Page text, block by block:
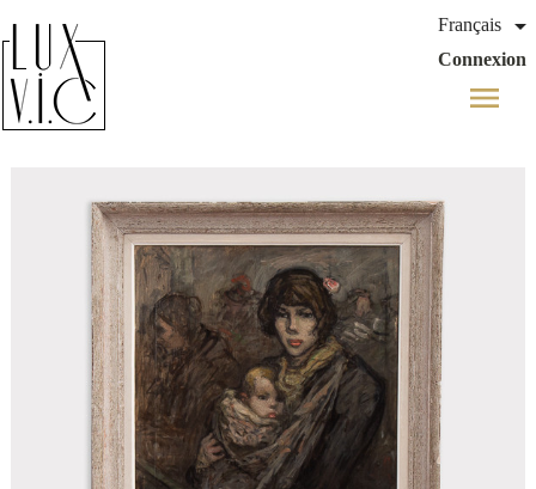
Français 
Connexion
menu